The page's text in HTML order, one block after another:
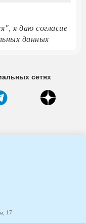
я даю согласие
данных
сетях
17